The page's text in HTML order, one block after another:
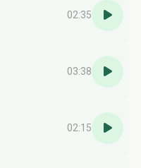
02:35
03:38
02:15